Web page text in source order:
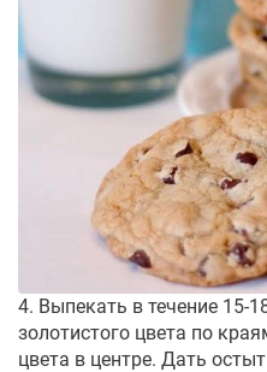
4. Выпекать в течение 15-
золотистого цвета по
цвета в центре. Дать